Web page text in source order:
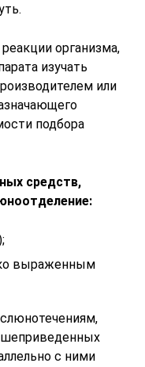
организма,
изучать
или
подбора
средств,
выраженным
с ними